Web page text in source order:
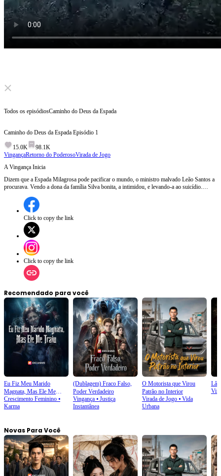
Click to unmute
Todos os episódiosCaminho do Deus da Espada
Caminho do Deus da Espada Episódio 1
15.0K
98.1K
VingançaRetorno do PoderosoVirada de Jogo
A Vingança Inicia
Dizem que a Espada Milagrosa pode pacificar o mundo, o ministro malvado Leão Santos a
procurava. Vendo a dona da família Silva bonita, a intimidou, e levando-a ao suicídio.
Espada. O filho de Leão, Miguel, queria se casar compulsivamente com Ana Silva,
Eduardo salvou sua irmã com Espada Milagrosa, matando o filho do inimigo e ganhando a
aprovação de seu pai. Toda a família uniu forças e completou a vingança. Episódio 1:Após
a morte trágica de sua mãe, Eduardo Silva, inicialmente considerado um 'caco' sem talento
para artes marciais, decide provar seu valor e busca vingança contra a família Santos. Ele
encontra um mestre espadachim que o reconhece como um gênio e oferece treinamento,
marcando o início de sua jornada como o novo Deus da Espada.Será que Eduardo
conseguirá dominar a Espada Milagrosa e completar sua vingança?
Click to copy the link
Click to copy the link
Recomendado para você
Eu Fiz Meu Marido
Magnata, Mas Ele Me
Traiu
Crescimento Feminino ⦁
Karma
(Dublagem) Fraco Falso,
Poder Verdadeiro
Vingança⦁ Justiça
Instantânea
O Motorista que Virou
Patrão no Interior
Virada de Jogo⦁ Vida
Urbana
Novas Para Você